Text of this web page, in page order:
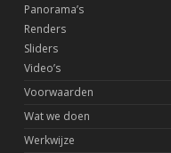
Panorama’s
Renders
Sliders
Video’s
Voorwaarden
Wat we doen
Werkwijze